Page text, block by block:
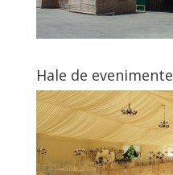
Hale de evenimente